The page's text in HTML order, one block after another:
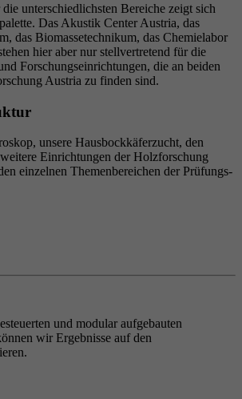
unter­schied­lichsten Bereiche zeigt sich
Das Akustik Center Austria, das
das Biomas­se­tech­nikum, das Chemie­labor
hier aber nur stell­ver­tre­tend für die
Forschungs­ein­rich­tungen, die an beiden
Austria zu finden sind.
unsere Haus­bock­kä­fer­zucht, den
Einrich­tungen der Holz­for­schung
einzelnen Themen­be­rei­chen der Prüfungs­
und modular aufgebauten
wir Ergebnisse auf den